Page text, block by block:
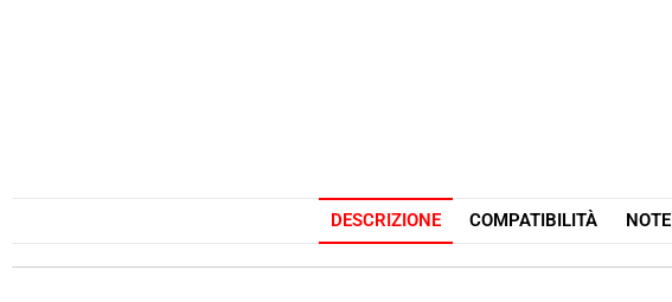
DESCRIZIONE COMPATIBILITÀ NOTE